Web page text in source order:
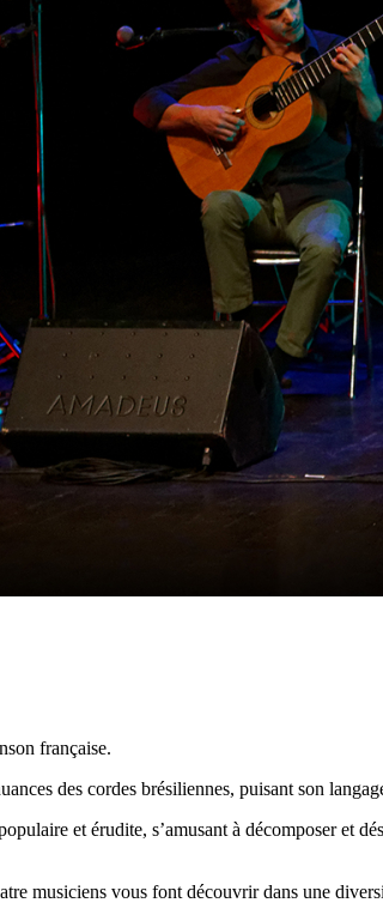
française.
des cordes brésiliennes, puisant son
et érudite, s’amusant à décomposer et
musiciens vous font découvrir dans une